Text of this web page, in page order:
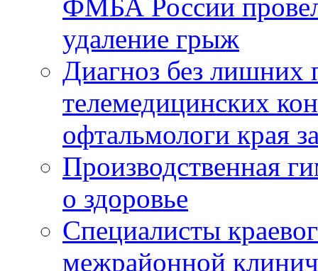
ФМБА России
удаление грыж
Диагноз без лишних
телемедицинских
офтальмологи края
Производственная
о здоровье
Специалисты
межрайонной